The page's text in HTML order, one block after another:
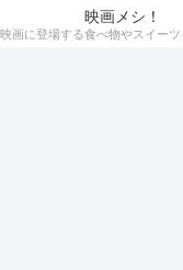
映画メシ！